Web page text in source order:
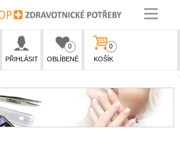
PŘIHLÁSIT OBLÍBENÉ
0
KOŠÍK
0